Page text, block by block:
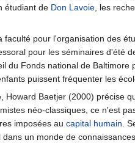
étudiant de Don Lavoie, les
pour l'organisation des
pour les séminaires d'été
du Fonds national de
puissent fréquenter les
Howard Baetjer (2000) précise
néo-classiques, ce n'est
imposées au capital humain.
un monde de